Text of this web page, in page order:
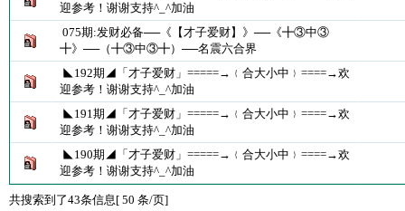
迎参考！谢谢支持^_^加油
075期:发财必备──《【才子爱财】》──《╋③中③
╋》──（╋③中③╋）──名震六合界
◣192期◢「才子爱财」=====→﹛合大小中﹜====→欢
迎参考！谢谢支持^_^加油
◣191期◢「才子爱财」=====→﹛合大小中﹜====→欢
迎参考！谢谢支持^_^加油
◣190期◢「才子爱财」=====→﹛合大小中﹜====→欢
迎参考！谢谢支持^_^加油
共搜索到了43条信息[ 50 条/页]